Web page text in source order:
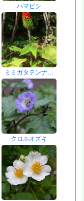
ハマビシ
ミミガタテンナ…
クロホオズキ